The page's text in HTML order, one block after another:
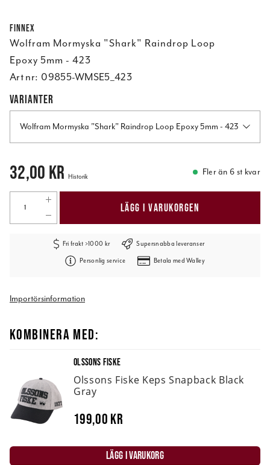
Finnex
Wolfram Mormyska "Shark" Raindrop Loop
Epoxy 5mm - 423
Art nr: 09855-WMSE5_423
VARIANTER
Wolfram Mormyska "Shark" Raindrop Loop Epoxy 5mm - 423
Pris: 32,00 kr
32,00 kr Historik Fler än 6 st kvar
LÄGG I VARUKORGEN
Fri frakt >1000 kr Supersnabba leveranser
Personlig service Betala med Walley
Importörsinformation
KOMBINERA MED:
OLSSONS FISKE
Olssons Fiske Keps Snapback Black
Gray
199,00 kr
LÄGG I VARUKORG